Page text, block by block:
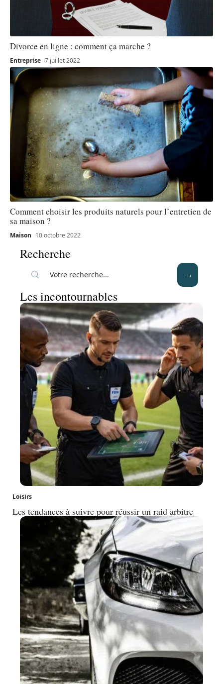
Divorce en ligne : comment ça marche ?
Entreprise 7 juillet 2022
Comment choisir les produits naturels pour l’entretien de
sa maison ?
Maison 10 octobre 2022
Recherche
Les incontournables
Loisirs
Les tendances à suivre pour réussir un raid arbitre